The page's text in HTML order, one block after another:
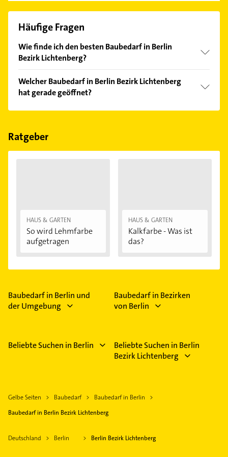
Häufige Fragen
Wie finde ich den besten Baubedarf in Berlin
Bezirk Lichtenberg?
Kundenmeinungen und profitieren Sie von den
Empfehlungen. Die Suchergebnisse können Sie sich
einfach nachBewertungensortiert anzeigen lassen.
Welcher Baubedarf in Berlin Bezirk Lichtenberg
hat gerade geöffnet?
Im Anbieter-Bereich finden Sie alleÖffnungszeiten.
Feiertagen abweichen können.
Ratgeber
HAUS & GARTEN
So wird Lehmfarbe
aufgetragen
HAUS & GARTEN
Kalkfarbe - Was ist
das?
Baubedarf in Berlin und
der Umgebung
Baubedarf in Bezirken
von Berlin
Beliebte Suchen in Berlin
Beliebte Suchen in Berlin
Bezirk Lichtenberg
Gelbe Seiten Baubedarf
Baubedarf in Berlin
Baubedarf in Berlin Bezirk Lichtenberg
Deutschland Berlin Berlin Bezirk Lichtenberg